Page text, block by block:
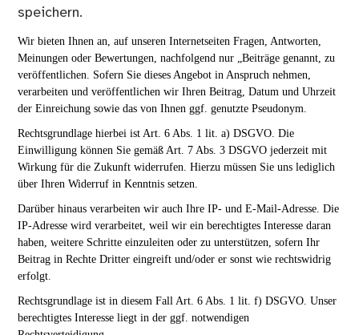
speichern.
Wir bieten Ihnen an, auf unseren Internetseiten Fragen, Antworten,
Meinungen oder Bewertungen, nachfolgend nur „Beiträge genannt, zu
veröffentlichen. Sofern Sie dieses Angebot in Anspruch nehmen,
verarbeiten und veröffentlichen wir Ihren Beitrag, Datum und Uhrzeit
der Einreichung sowie das von Ihnen ggf. genutzte Pseudonym.
Rechtsgrundlage hierbei ist Art. 6 Abs. 1 lit. a) DSGVO. Die
Einwilligung können Sie gemäß Art. 7 Abs. 3 DSGVO jederzeit mit
Wirkung für die Zukunft widerrufen. Hierzu müssen Sie uns lediglich
über Ihren Widerruf in Kenntnis setzen.
Darüber hinaus verarbeiten wir auch Ihre IP- und E-Mail-Adresse. Die
IP-Adresse wird verarbeitet, weil wir ein berechtigtes Interesse daran
haben, weitere Schritte einzuleiten oder zu unterstützen, sofern Ihr
Beitrag in Rechte Dritter eingreift und/oder er sonst wie rechtswidrig
erfolgt.
Rechtsgrundlage ist in diesem Fall Art. 6 Abs. 1 lit. f) DSGVO. Unser
berechtigtes Interesse liegt in der ggf. notwendigen